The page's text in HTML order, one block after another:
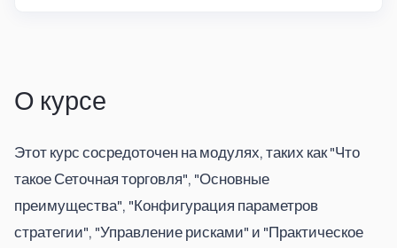
О курсе
Этот курс сосредоточен на модулях, таких как "Что
такое Сеточная торговля", "Основные
преимущества", "Конфигурация параметров
стратегии", "Управление рисками" и "Практическое